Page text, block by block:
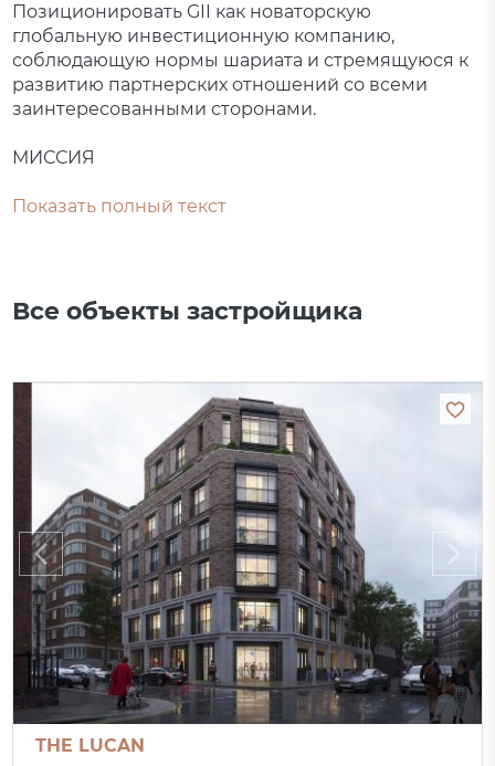
Позиционировать GII как новаторскую
глобальную инвестиционную компанию,
соблюдающую нормы шариата и стремящуюся к
развитию партнерских отношений со всеми
заинтересованными сторонами.
МИССИЯ
Показать полный текст
Все объекты застройщика
THE LUCAN